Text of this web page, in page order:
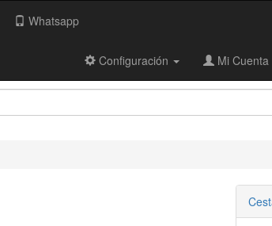
Whatsapp
Configuración Mi Cuenta